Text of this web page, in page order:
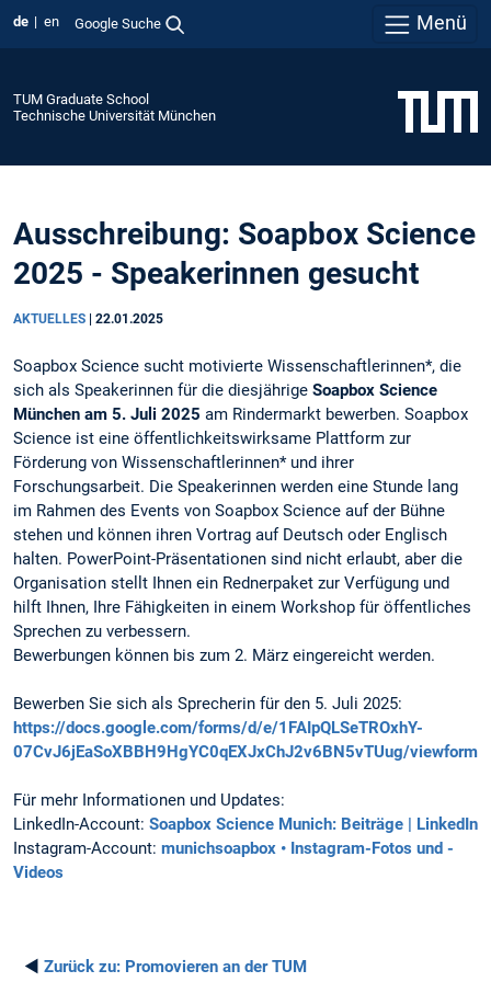
de en Google Suche Menü
TUM Graduate School
Technische Universität München
Ausschreibung: Soapbox Science
2025 - Speakerinnen gesucht
AKTUELLES 22.01.2025
Soapbox Science sucht motivierte Wissenschaftlerinnen*, die
sich als Speakerinnen für die diesjährige Soapbox Science
München am 5. Juli 2025 am Rindermarkt bewerben. Soapbox
Science ist eine öffentlichkeitswirksame Plattform zur
Förderung von Wissenschaftlerinnen* und ihrer
Forschungsarbeit. Die Speakerinnen werden eine Stunde lang
im Rahmen des Events von Soapbox Science auf der Bühne
stehen und können ihren Vortrag auf Deutsch oder Englisch
halten. PowerPoint-Präsentationen sind nicht erlaubt, aber die
Organisation stellt Ihnen ein Rednerpaket zur Verfügung und
hilft Ihnen, Ihre Fähigkeiten in einem Workshop für öffentliches
Sprechen zu verbessern.
Bewerbungen können bis zum 2. März eingereicht werden.
Bewerben Sie sich als Sprecherin für den 5. Juli 2025:
https://docs.google.com/forms/d/e/1FAIpQLSeTROxhY-
07CvJ6jEaSoXBBH9HgYC0qEXJxChJ2v6BN5vTUug/viewform
Für mehr Informationen und Updates:
LinkedIn-Account: Soapbox Science Munich: Beiträge | LinkedIn
Instagram-Account: munichsoapbox • Instagram-Fotos und -
Videos
◄ Zurück zu: Promovieren an der TUM